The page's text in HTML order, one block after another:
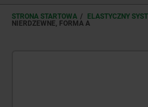
STRONA STARTOWA ELASTYCZNY
NIERDZEWNE, FORMA A